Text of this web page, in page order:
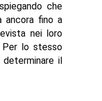
che
ancora fino a
nei loro
lo stesso
il